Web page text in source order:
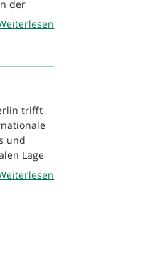
der
trifft
und
Lage